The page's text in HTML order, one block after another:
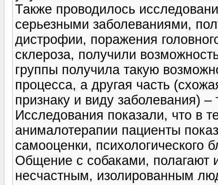
Также проводилось
серьезными заболеваниями,
дистрофии, поражения
склероза, получили
группы получила такую
процесса, а другая часть
признаку и виду заболевания) –
Исследования показали, что в
анималотерапии пациенты
самооценки, психологического
Общение с собаками, полагают
несчастным, изолированным